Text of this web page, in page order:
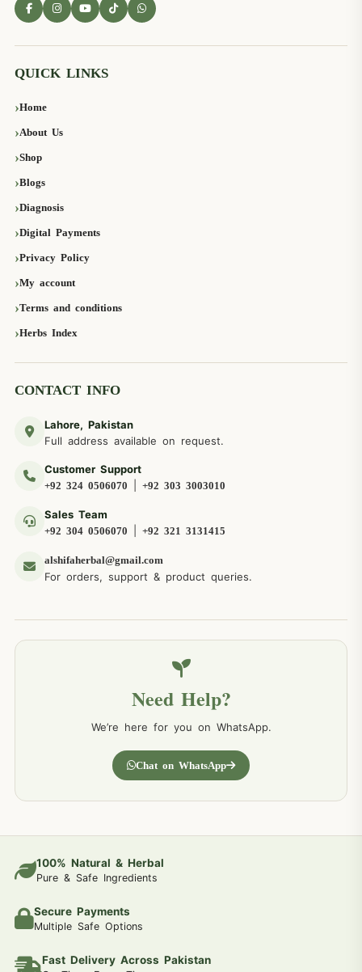
QUICK LINKS
Home
About Us
Shop
Blogs
Diagnosis
Digital Payments
Privacy Policy
My account
Terms and conditions
Herbs Index
CONTACT INFO
Lahore, Pakistan
Full address available on request.
Customer Support
+92 324 0506070 +92 303 3003010
Sales Team
+92 304 0506070 +92 321 3131415
alshifaherbal@gmail.com
For orders, support & product queries.
Need Help?
We’re here for you on WhatsApp.
Chat on WhatsApp
100% Natural & Herbal
Pure & Safe Ingredients
Secure Payments
Multiple Safe Options
Fast Delivery Across Pakistan